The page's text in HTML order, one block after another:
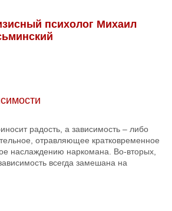
психолог Михаил
радость, а зависимость – либо
отравляющее кратковременное
наслаждению наркомана. Во-вторых,
всегда замешана на